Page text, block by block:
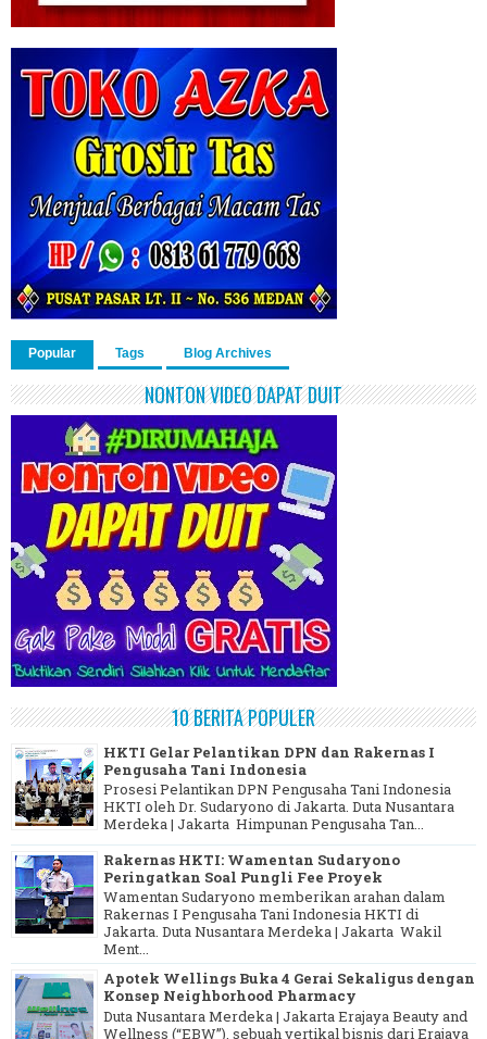
Popular Tags Blog Archives
NONTON VIDEO DAPAT DUIT
10 BERITA POPULER
HKTI Gelar Pelantikan DPN dan Rakernas I
Pengusaha Tani Indonesia
Prosesi Pelantikan DPN Pengusaha Tani Indonesia
HKTI oleh Dr. Sudaryono di Jakarta. Duta Nusantara
Merdeka | Jakarta Himpunan Pengusaha Tan...
Rakernas HKTI: Wamentan Sudaryono
Peringatkan Soal Pungli Fee Proyek
Wamentan Sudaryono memberikan arahan dalam
Rakernas I Pengusaha Tani Indonesia HKTI di
Jakarta. Duta Nusantara Merdeka | Jakarta Wakil
Ment...
Apotek Wellings Buka 4 Gerai Sekaligus dengan
Konsep Neighborhood Pharmacy
Duta Nusantara Merdeka | Jakarta Erajaya Beauty and
Wellness (“EBW”), sebuah vertikal bisnis dari Erajaya